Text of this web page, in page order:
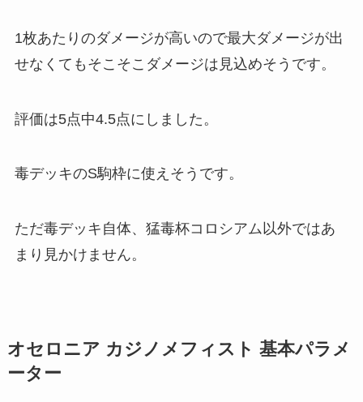
1枚あたりのダメージが高いので最大ダメージが出
せなくてもそこそこダメージは見込めそうです。
評価は5点中4.5点にしました。
毒デッキのS駒枠に使えそうです。
ただ毒デッキ自体、猛毒杯コロシアム以外ではあ
まり見かけません。
オセロニア カジノメフィスト 基本パラメ
ーター